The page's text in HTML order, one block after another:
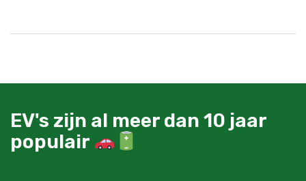
EV's zijn al meer dan 10 jaar
populair